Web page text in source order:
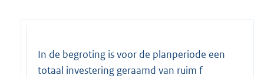
In de begroting is voor de planperiode een
totaal investering geraamd van ruim f